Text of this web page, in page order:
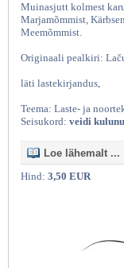
Muinasjutt kolmest
Marjamõmmist,
Meemõmmist.
Originaali pealkiri:
läti lastekirjandus,
Teema: Laste- ja
Seisukord: veidi
Loe lähemalt ...
Hind: 3,50 EUR